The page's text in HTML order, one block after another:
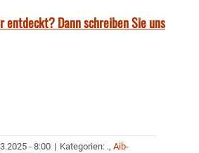
entdeckt? Dann schreiben Sie uns
- 8:00 | Kategorien: ., Aib-